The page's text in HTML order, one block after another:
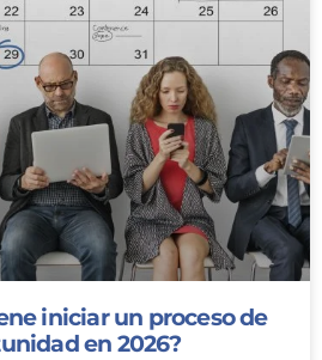
iniciar un proceso de
en 2026?